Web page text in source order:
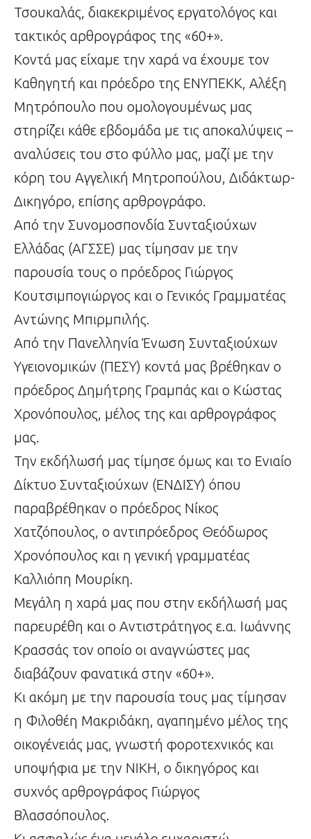
Τσουκαλάς, διακεκριμένος εργατολόγος και
τακτικός αρθρογράφος της «60+».
Κοντά μας είχαμε την χαρά να έχουμε τον
Καθηγητή και πρόεδρο της ΕΝΥΠΕΚΚ, Αλέξη
Μητρόπουλο που ομολογουμένως μας
στηρίζει κάθε εβδομάδα με τις αποκαλύψεις –
αναλύσεις του στο φύλλο μας, μαζί με την
κόρη του Αγγελική Μητροπούλου, Διδάκτωρ-
Δικηγόρο, επίσης αρθρογράφο.
Από την Συνομοσπονδία Συνταξιούχων
Ελλάδας (ΑΓΣΣΕ) μας τίμησαν με την
παρουσία τους ο πρόεδρος Γιώργος
Κουτσιμπογιώργος και ο Γενικός Γραμματέας
Αντώνης Μπιρμπιλής.
Από την Πανελληνία Ένωση Συνταξιούχων
Υγειονομικών (ΠΕΣΥ) κοντά μας βρέθηκαν ο
πρόεδρος Δημήτρης Γραμπάς και ο Κώστας
Χρονόπουλος, μέλος της και αρθρογράφος
μας.
Την εκδήλωσή μας τίμησε όμως και το Ενιαίο
Δίκτυο Συνταξιούχων (ΕΝΔΙΣΥ) όπου
παραβρέθηκαν ο πρόεδρος Νίκος
Χατζόπουλος, ο αντιπρόεδρος Θεόδωρος
Χρονόπουλος και η γενική γραμματέας
Καλλιόπη Μουρίκη.
Μεγάλη η χαρά μας που στην εκδήλωσή μας
παρευρέθη και ο Αντιστράτηγος ε.α. Ιωάννης
Κρασσάς τον οποίο οι αναγνώστες μας
διαβάζουν φανατικά στην «60+».
Κι ακόμη με την παρουσία τους μας τίμησαν
η Φιλοθέη Μακριδάκη, αγαπημένο μέλος της
οικογένειάς μας, γνωστή φοροτεχνικός και
υποψήφια με την ΝΙΚΗ, ο δικηγόρος και
συχνός αρθρογράφος Γιώργος
Βλασσόπουλος.